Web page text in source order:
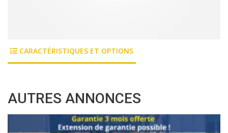
CARACTÉRISTIQUES ET OPTIONS
AUTRES ANNONCES